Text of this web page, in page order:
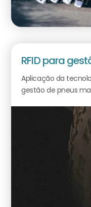
RFID para
Aplicação da
gestão de pneus